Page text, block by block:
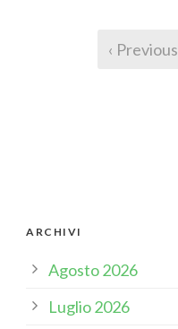
‹ Previous
ARCHIVI
Agosto 2026
Luglio 2026